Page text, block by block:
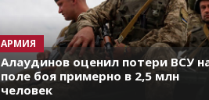
АРМИЯ
Алаудинов оценил потери ВСУ
поле боя примерно в 2,5 млн
человек